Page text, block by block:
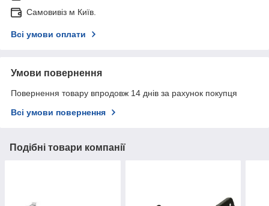
Самовивіз м Київ.
Всі умови оплати
Умови повернення
Повернення товару впродовж 14 днів за рахунок покупця
Всі умови повернення
Подібні товари компанії